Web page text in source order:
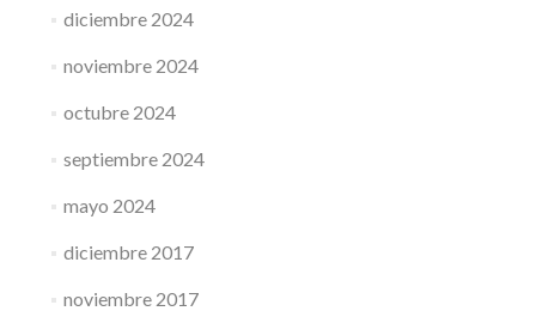
diciembre 2024
noviembre 2024
octubre 2024
septiembre 2024
mayo 2024
diciembre 2017
noviembre 2017